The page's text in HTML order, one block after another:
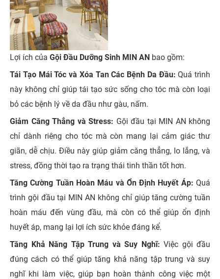
Lợi ích của Gội Đầu Dưỡng Sinh MIN AN bao gồm:
Tái Tạo Mái Tóc và Xóa Tan Các Bệnh Da Đầu: Quá trình
này không chỉ giúp tái tạo sức sống cho tóc mà còn loại
bỏ các bệnh lý về da đầu như gàu, nấm.
Giảm Căng Thẳng và Stress: Gội đầu tại MIN AN không
chỉ dành riêng cho tóc mà còn mang lại cảm giác thư
giãn, dễ chịu. Điều này giúp giảm căng thẳng, lo lắng, và
stress, đồng thời tạo ra trạng thái tinh thần tốt hơn.
Tăng Cường Tuần Hoàn Máu và Ổn Định Huyết Áp: Quá
trình gội đầu tại MIN AN không chỉ giúp tăng cường tuần
hoàn máu đến vùng đầu, mà còn có thể giúp ổn định
huyết áp, mang lại lợi ích sức khỏe đáng kể.
Tăng Khả Năng Tập Trung và Suy Nghĩ: Việc gội đầu
đúng cách có thể giúp tăng khả năng tập trung và suy
nghĩ khi làm việc, giúp bạn hoàn thành công việc một